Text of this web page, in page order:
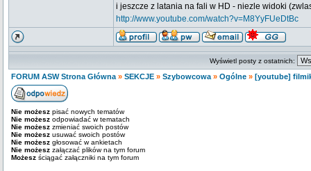
i jeszcze z latania na fali w HD - niezle widoki
http://www.youtube.com/watch?v=M8YyFUeDtBc
Wyświetl posty z ostatnich:
FORUM ASW Strona Główna » SEKCJE » Szybowcowa » Ogólne » [youtube]
Nie możesz pisać nowych tematów
Nie możesz odpowiadać w tematach
Nie możesz zmieniać swoich postów
Nie możesz usuwać swoich postów
Nie możesz głosować w ankietach
Nie możesz załączać plików na tym forum
Możesz ściągać załączniki na tym forum